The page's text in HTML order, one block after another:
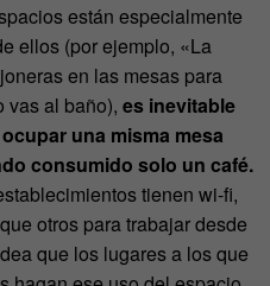
están especialmente
ellos (por ejemplo, «La
en las mesas para
vas al baño), es inevitable
una misma mesa
consumido solo un café.
tienen wi-fi,
otros para trabajar desde
que los lugares a los que